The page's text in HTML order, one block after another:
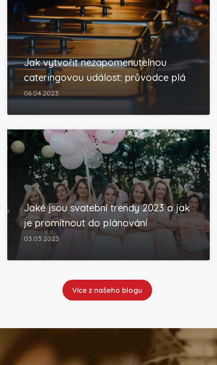
Jak vytvořit nezapomenutelnou
cateringovou událost: průvodce plá
06.04.2023
Jaké jsou svatební trendy 2023 a jak
je promítnout do plánování
03.03.2023
Více z našeho blogu